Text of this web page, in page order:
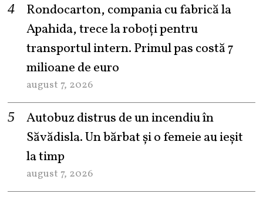
Rondocarton, compania cu fabrică la
Apahida, trece la roboți pentru
transportul intern. Primul pas costă 7
milioane de euro
august 7, 2026
Autobuz distrus de un incendiu în
Săvădisla. Un bărbat și o femeie au ieșit
la timp
august 7, 2026